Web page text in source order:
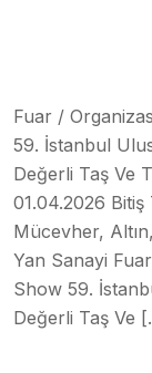
Fuar /
59. İstanbul
Değerli Taş Ve
01.04.2026
Mücevher,
Yan Sanayi
Show 59.
Değerli Taş Ve